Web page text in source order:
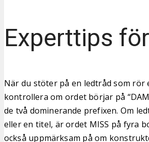
Experttips
När du stöter på en ledtråd som
kontrollera om ordet börjar på
de två dominerande prefixen. Om
eller en titel, är ordet MISS på fyra
också uppmärksam på om